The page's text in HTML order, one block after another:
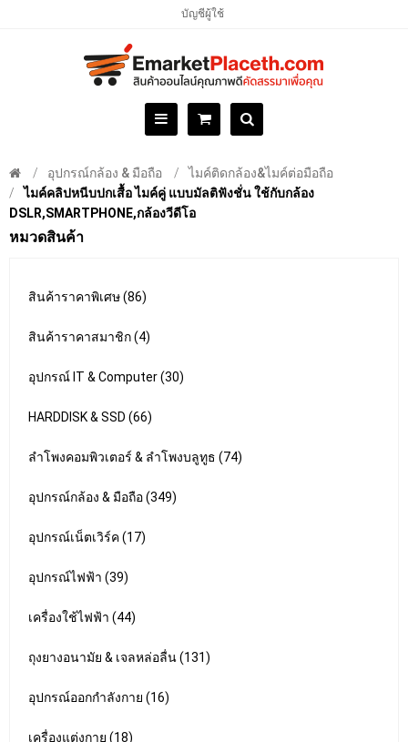
บัญชีผู้ใช้
อุปกรณ์กล้อง & มือถือ
ไมค์ติดกล้อง&ไมค์ต่อมือถือ
ไมค์คลิปหนีบปกเสื้อ ไมค์คู่ แบบมัลติฟังชั่น ใช้กับกล้อง
DSLR,SMARTPHONE,กล้องวีดีโอ
หมวดสินค้า
สินค้าราคาพิเศษ (86)
สินค้าราคาสมาชิก (4)
อุปกรณ์ IT & Computer (30)
HARDDISK & SSD (66)
ลำโพงคอมพิวเตอร์ & ลำโพงบลูทูธ (74)
อุปกรณ์กล้อง & มือถือ (349)
อุปกรณ์เน็ตเวิร์ค (17)
อุปกรณ์ไฟฟ้า (39)
เครื่องใช้ไฟฟ้า (44)
ถุงยางอนามัย & เจลหล่อลื่น (131)
อุปกรณ์ออกกำลังกาย (16)
เครื่องแต่งกาย (18)